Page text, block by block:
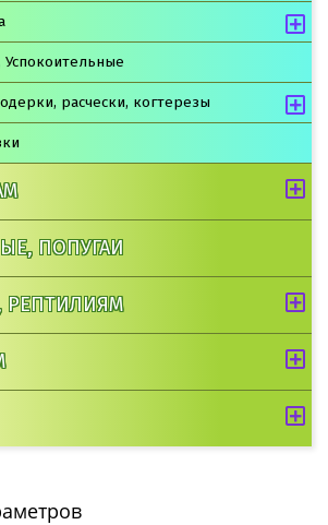
расчески, когтерезы
ПОПУГАИ
РЕПТИЛИЯМ